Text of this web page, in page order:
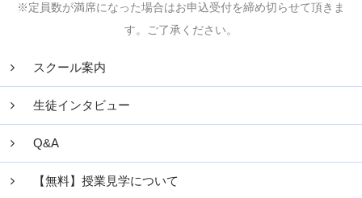
※定員数が満席になった場合はお申込受付を締め切らせて頂きま
す。ご了承ください。
スクール案内
生徒インタビュー
Q&A
【無料】授業見学について